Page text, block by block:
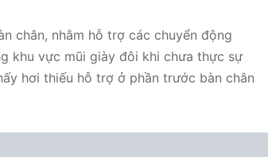
chân, nhằm hỗ trợ các chuyển động
khu vực mũi giày đôi khi chưa thực sự
hơi thiếu hỗ trợ ở phần trước bàn chân